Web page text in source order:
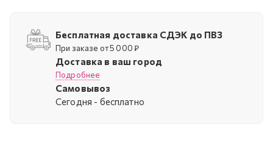
Бесплатная доставка СДЭК до ПВЗ
При заказе от 5 000 ₽
Доставка в ваш город
Подробнее
Самовывоз
Cегодня - бесплатно